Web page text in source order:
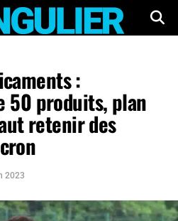
:
50 produits, plan
retenir des
2023